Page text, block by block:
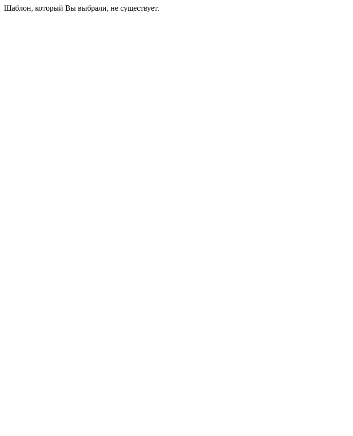
Шаблон, который Вы выбрали, не существует.